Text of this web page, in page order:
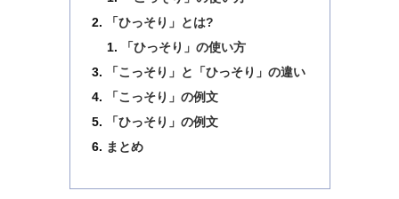
「ひっそり」とは?
「ひっそり」の使い方
「こっそり」と「ひっそり」の違い
「こっそり」の例文
「ひっそり」の例文
まとめ